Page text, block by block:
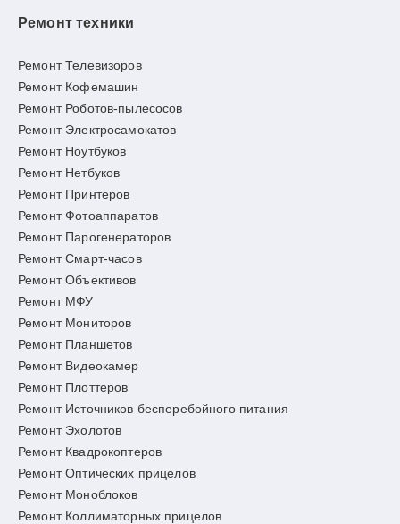
Ремонт техники
Ремонт Телевизоров
Ремонт Кофемашин
Ремонт Роботов-пылесосов
Ремонт Электросамокатов
Ремонт Ноутбуков
Ремонт Нетбуков
Ремонт Принтеров
Ремонт Фотоаппаратов
Ремонт Парогенераторов
Ремонт Смарт-часов
Ремонт Объективов
Ремонт МФУ
Ремонт Мониторов
Ремонт Планшетов
Ремонт Видеокамер
Ремонт Плоттеров
Ремонт Источников бесперебойного питания
Ремонт Эхолотов
Ремонт Квадрокоптеров
Ремонт Оптических прицелов
Ремонт Моноблоков
Ремонт Коллиматорных прицелов